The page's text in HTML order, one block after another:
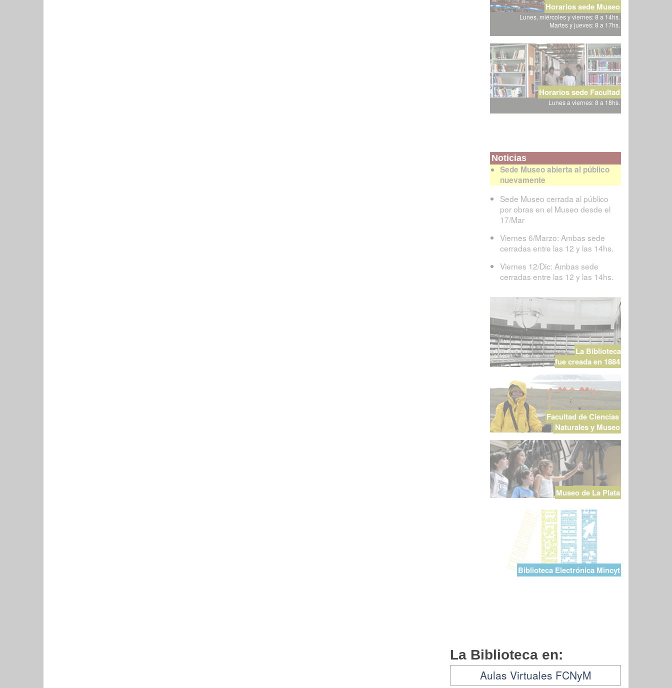
Horarios sede Museo
Lunes, miércoles y viernes: 8 a 14hs.
Martes y jueves: 8 a 17hs.
Horarios sede Facultad
Lunes a viernes: 8 a 18hs.
Noticias
Sede Museo abierta al público
nuevamente
Sede Museo cerrada al público
por obras en el Museo desde el
17/Mar
Viernes 6/Marzo: Ambas sede
cerradas entre las 12 y las 14hs.
Viernes 12/Dic: Ambas sede
cerradas entre las 12 y las 14hs.
La Biblioteca
fue creada en 1884
Facultad de Ciencias
Naturales y Museo
Museo de La Plata
Biblioteca Electrónica Mincyt
La Biblioteca en:
Aulas Virtuales FCNyM